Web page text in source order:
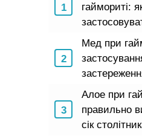
гаймориті:
Мед при
Алое при
правильно
сік